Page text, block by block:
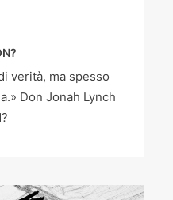
verità, ma spesso
Don Jonah Lynch